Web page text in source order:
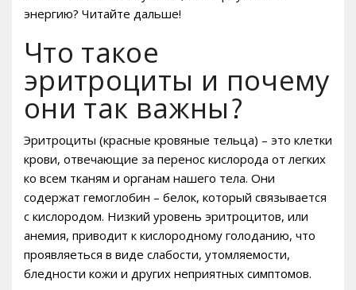
энергию? Читайте дальше!
Что такое
эритроциты и почему
они так важны?
Эритроциты (красные кровяные тельца) – это клетки
крови, отвечающие за перенос кислорода от легких
ко всем тканям и органам нашего тела. Они
содержат гемоглобин – белок, который связывается
с кислородом. Низкий уровень эритроцитов, или
анемия, приводит к кислородному голоданию, что
проявляеться в виде слабости, утомляемости,
бледности кожи и других неприятных симптомов.